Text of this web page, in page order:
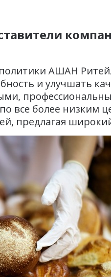
АШАН
и улучшать
все более низким
предлагая